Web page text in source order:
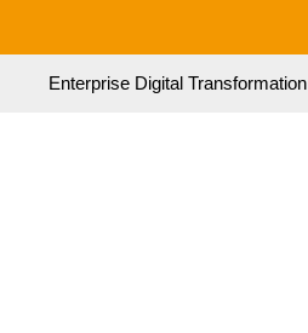
Enterprise Digital Transformation